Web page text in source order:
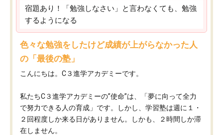
宿題あり！「勉強しなさい」と言わなくても、勉強
するようになる
色々な勉強をしたけど成績が上がらなかった人
の「最後の塾」
こんにちは。C３進学アカデミーです。
私たちC３進学アカデミーの”使命”は、「夢に向って全力
で努力できる人の育成」です。しかし、学習塾は週に１・
２回程度しか来る日がありません。しかも、２時間しか滞
在しません。